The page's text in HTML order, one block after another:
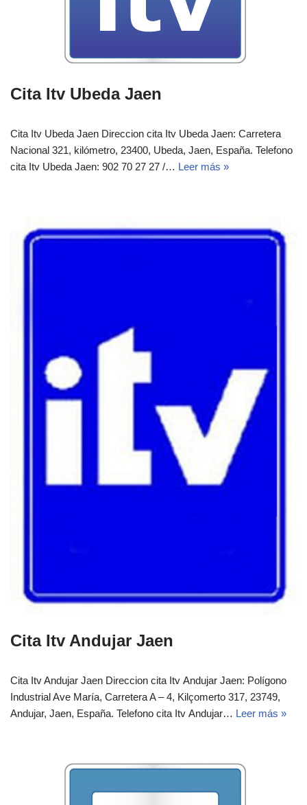
Cita Itv Ubeda Jaen
Cita Itv Ubeda Jaen Direccion cita Itv Ubeda Jaen: Carretera
Nacional 321, kilómetro, 23400, Ubeda, Jaen, España.‎‎ Telefono
cita Itv Ubeda Jaen: 902 70 27 27 /… Leer más »
Cita Itv Andujar Jaen
Cita Itv Andujar Jaen Direccion cita Itv Andujar Jaen: Polígono
Industrial Ave María, Carretera A – 4, Kilçomerto 317, 23749,
Andujar, Jaen, España.‎‎ Telefono cita Itv Andujar… Leer más »